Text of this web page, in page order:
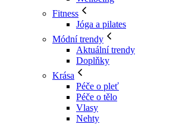
Fitness
Jóga a pilates
Módní trendy
Aktuální trendy
Doplňky
Krása
Péče o pleť
Péče o tělo
Vlasy
Nehty